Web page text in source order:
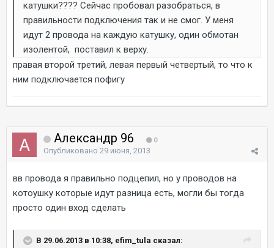
катушки???? Сейчас пробовал разобраться, в
правильности подключения так и не смог. У меня
идут 2 провода на каждую катушку, один обмотан
изолентой, поставил к верху.
правая второй третий, левая первый четвертый, то что к
ним подключается пофигу
Александр 96 0
Опубликовано 29 июня, 2013
вв провода я правильно подцепил, но у проводов на
котоушку которые идут разница есть, могли бы тогда
просто один вход сделать
В 29.06.2013 в 10:38, efim_tula сказал: